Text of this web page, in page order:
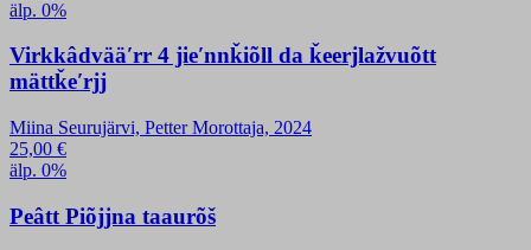
älp. 0%
Virkkâdvääʹrr 4 jieʹnnǩiõll da ǩeerjlažvuõtt
mättǩeʹrjj
Miina Seurujärvi, Petter Morottaja, 2024
25,00 €
älp. 0%
Peâtt Piõjjna taaurõš